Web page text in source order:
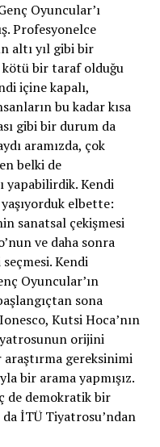
Oyuncular’ı
Profesyonelce
altı yıl gibi bir
bir taraf olduğu
içine kapalı,
bu kadar kısa
gibi bir durum da
aramızda, çok
belki de
yapabilirdik. Kendi
elbette:
sanatsal çekişmesi
ve daha sonra
Kendi
Oyuncular’ın
sona
Kutsi Hoca’nın
orijini
araştırma gereksinimi
bir arama yapmışız.
de demokratik bir
da İTÜ Tiyatrosu’ndan